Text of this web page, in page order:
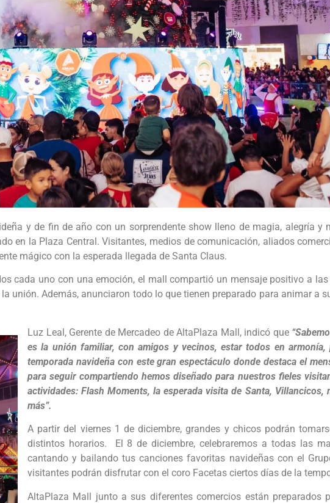
y de fin de año con un sorprendente show lleno de magia, alegría y
en la Plaza Central. Visitantes, medios de comunicación, aliados
mágico con la esperada llegada de Santa Claus.
cada uno con una emoción, el mall compartió un mensaje positivo a
unión. Además, anunciaron todo lo que tienen preparado para animar a
Luz Leal, Gerente de Mercadeo de AltaPlaza Mall, indicó que
es la unión familiar, con amigos y vecinos, estar todos en
temporada navideña con este gran espectáculo donde destaca el
para seguir compartiendo hemos diseñado para nuestros fieles
actividades: Flash Moments, la esperada visita de Santa, Villancicos,
más”.
A partir del viernes 1 de diciembre, grandes y chicos podrán
distintos horarios. El 8 de diciembre, celebraremos a todas las
cantando y bailando tus canciones favoritas navideñas con el
visitantes podrán disfrutar con el coro Facetas ciertos días de la
AltaPlaza Mall junto a sus diferentes comercios están preparados